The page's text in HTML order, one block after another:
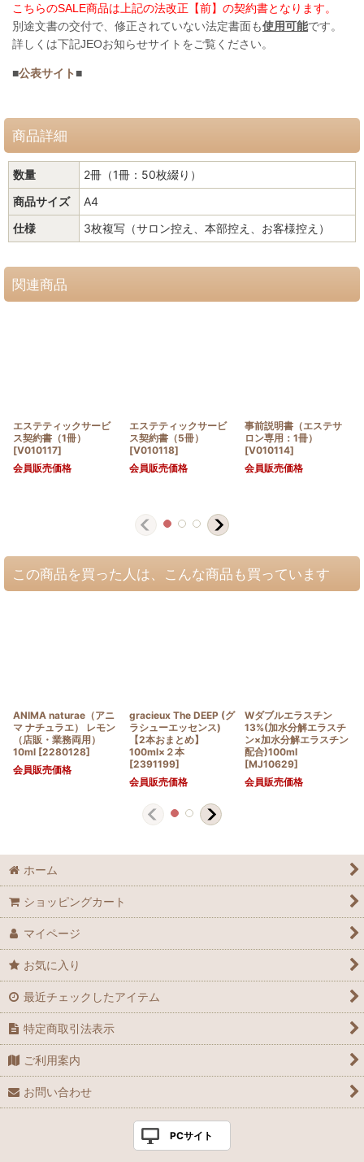
こちらのSALE商品は上記の法改正【前】の契約書となります。
別途文書の交付で、 修正されていない法定書面も使用可能です。
詳しくは下記JEOお知らせサイトをご覧ください。
■公表サイト■
商品詳細
数量
2冊（1冊：50枚綴り）
商品サイズ
A4
仕様
3枚複写（サロン控え、本部控え、お客様控え）
関連商品
エステティックサービ
ス契約書（1冊）
[V010117]
会員販売価格
エステティックサービ
ス契約書（5冊）
[V010118]
会員販売価格
事前説明書（エステサ
ロン専用：1冊）
[V010114]
会員販売価格
この商品を買った人は、こんな商品も買っています
ANIMA naturae（アニ
マ ナチュラエ） レモン
（店販・業務両用）
10ml [2280128]
会員販売価格
gracieux The DEEP (グ
ラシューエッセンス)
【2本おまとめ】
100ml×２本
[2391199]
会員販売価格
Wダブルエラスチン
13%(加水分解エラスチ
ン×加水分解エラスチン
配合)100ml
[MJ10629]
会員販売価格
ホーム
ショッピングカート
マイページ
お気に入り
最近チェックしたアイテム
特定商取引法表示
ご利用案内
お問い合わせ
PCサイト